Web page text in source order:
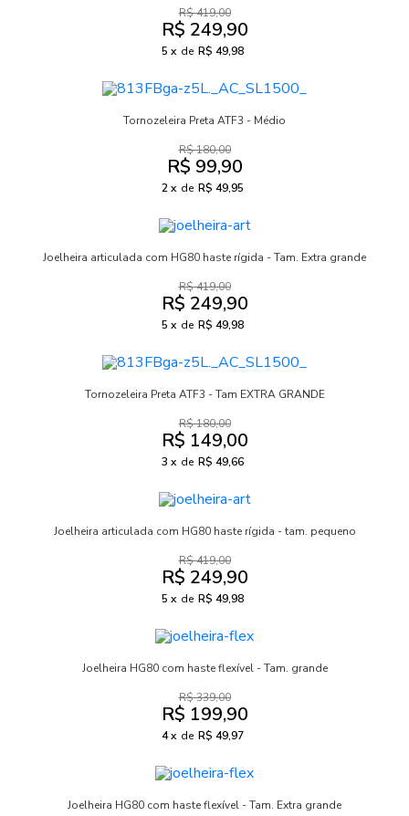
R$ 419,00
R$ 249,90
5 de R$ 49,98
Tornozeleira Preta ATF3 - Médio
R$ 180,00
R$ 99,90
2 de R$ 49,95
Joelheira articulada com HG80 haste rígida - Tam. Extra grande
R$ 419,00
R$ 249,90
5 de R$ 49,98
Tornozeleira Preta ATF3 - Tam EXTRA GRANDE
R$ 180,00
R$ 149,00
3 de R$ 49,66
Joelheira articulada com HG80 haste rígida - tam. pequeno
R$ 419,00
R$ 249,90
5 de R$ 49,98
Joelheira HG80 com haste flexível - Tam. grande
R$ 339,00
R$ 199,90
4 de R$ 49,97
Joelheira HG80 com haste flexível - Tam. Extra grande